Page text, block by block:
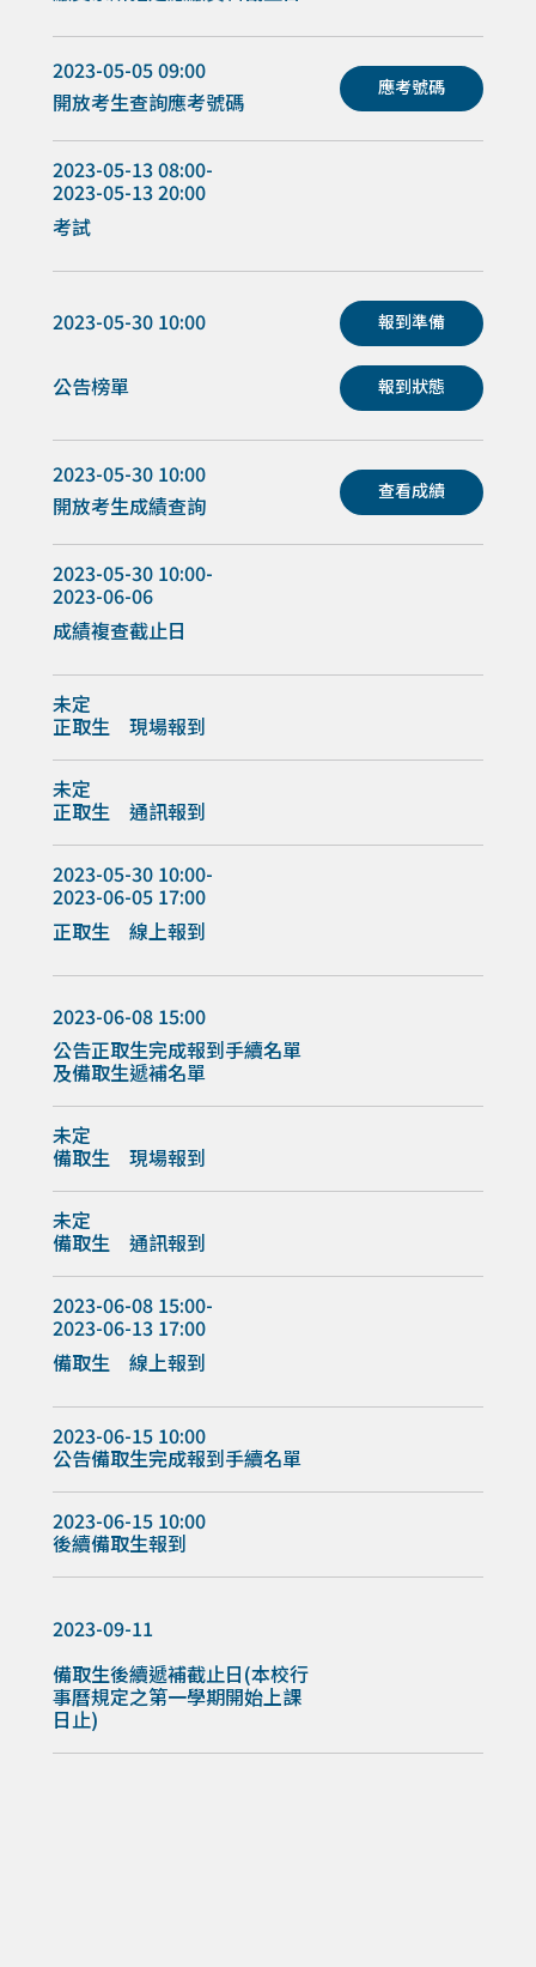
2023-05-05 09:00
開放考生查詢應考號碼
應考號碼
2023-05-13 08:00-
2023-05-13 20:00
考試
2023-05-30 10:00
公告榜單
報到準備
報到狀態
2023-05-30 10:00
開放考生成績查詢
查看成績
2023-05-30 10:00-
2023-06-06
成績複查截止日
未定
正取生 現場報到
未定
正取生 通訊報到
2023-05-30 10:00-
2023-06-05 17:00
正取生 線上報到
2023-06-08 15:00
公告正取生完成報到手續名單
及備取生遞補名單
未定
備取生 現場報到
未定
備取生 通訊報到
2023-06-08 15:00-
2023-06-13 17:00
備取生 線上報到
2023-06-15 10:00
公告備取生完成報到手續名單
2023-06-15 10:00
後續備取生報到
2023-09-11
備取生後續遞補截止日(本校行
事曆規定之第一學期開始上課
日止)